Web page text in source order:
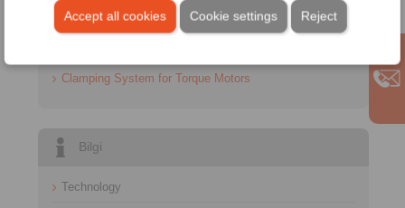
Accept all cookies Reject
Cookie settings
+90 216 999 0 175
info@ringspann.tr
Clamping System for Torque Motors
Bilgi
Technology